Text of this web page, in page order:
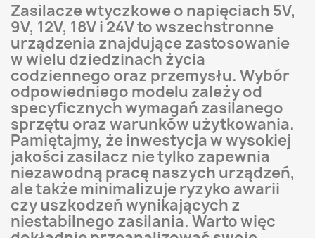
Zasilacze wtyczkowe o napięciach 5V,
9V, 12V, 18V i 24V to wszechstronne
urządzenia znajdujące zastosowanie
w wielu dziedzinach życia
codziennego oraz przemysłu. Wybór
odpowiedniego modelu zależy od
specyficznych wymagań zasilanego
sprzętu oraz warunków użytkowania.
Pamiętajmy, że inwestycja w wysokiej
jakości zasilacz nie tylko zapewnia
niezawodną pracę naszych urządzeń,
ale także minimalizuje ryzyko awarii
czy uszkodzeń wynikających z
niestabilnego zasilania. Warto więc